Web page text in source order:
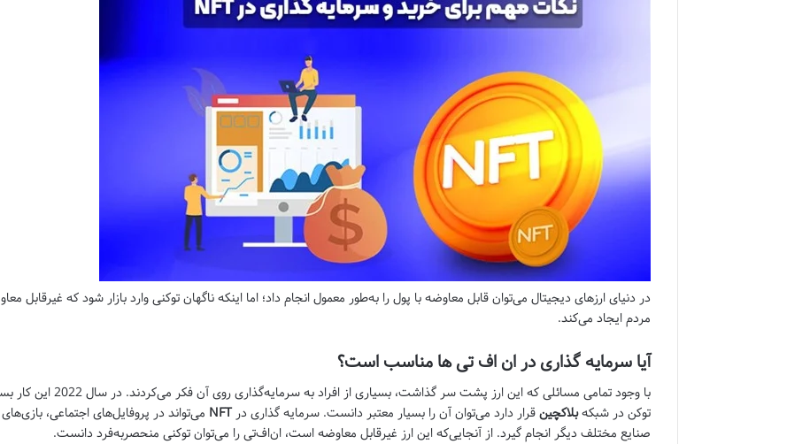
در دنیای ارز‌های دیجیتال می‌توان قابل معاوضه با پول را به‌طور معمول انجام داد؛ اما اینکه ناگهان توکنی وارد بازار شود که
مردم ایجاد می‌کند.
آیا سرمایه گذاری در ان اف تی ها مناسب است؟
با وجود تمامی مسائلی که این
توکن در شبکهبلاکچینقرار دارد می‌توان آن را بسیار معتبر دانست. سرمایه گذاری درNFT می‌تواند در پروفایل‌های اجتماعی،
صنایع مختلف دیگر انجام گیرد. از آنجایی‌که این ارز غیر‌قابل معاوضه است، ان‌اف‌تی را می‌توان توکنی منحصر‌به‌فرد دانست.